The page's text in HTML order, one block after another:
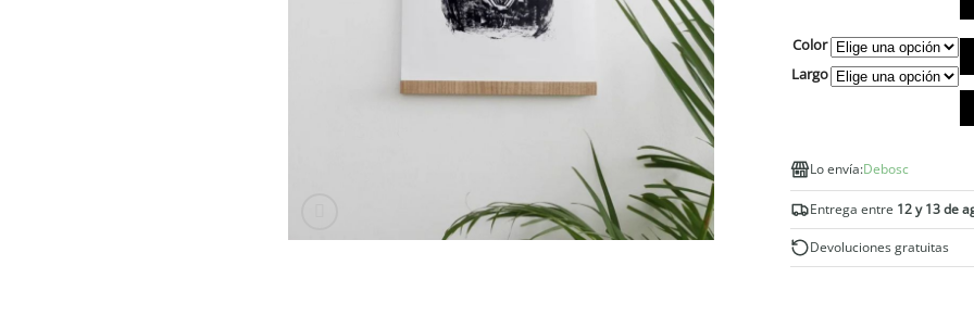
Color
Largo
Lo envía:Debosc
Entrega entre 12 y 13 de
Devoluciones gratuitas